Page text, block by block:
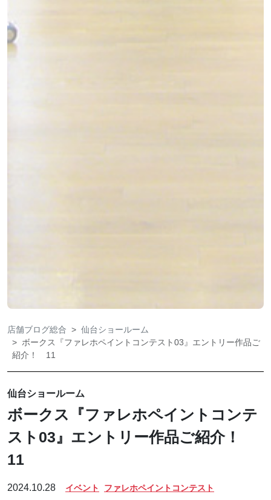
店舗ブログ総合
仙台ショールーム
ボークス『ファレホペイントコンテスト03』エントリー作品ご
紹介！ 11
仙台ショールーム
ボークス『ファレホペイントコンテ
スト03』エントリー作品ご紹介！
11
2024.10.28 イベント ファレホペイントコンテスト